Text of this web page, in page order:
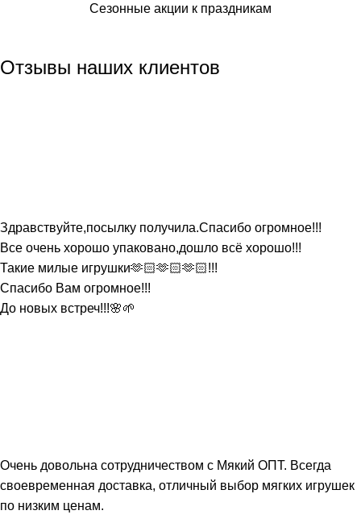
Сезонные акции к праздникам
Отзывы наших клиентов
Здравствуйте,посылку получила.Спасибо огромное!!!
Все очень хорошо упаковано,дошло всё хорошо!!!
Такие милые игрушки🫶🏻🫶🏻🫶🏻!!!
Спасибо Вам огромное!!!
До новых встреч!!!🌸🌱
Очень довольна сотрудничеством с Мякий ОПТ. Всегда
своевременная доставка, отличный выбор мягких игрушек
по низким ценам.